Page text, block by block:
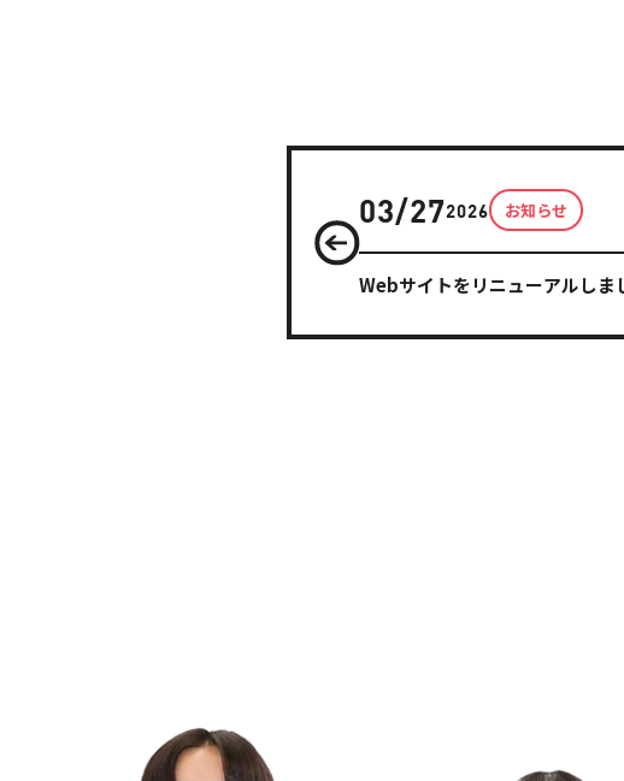
03/272026 お知らせ
Webサイトをリニューアルしま